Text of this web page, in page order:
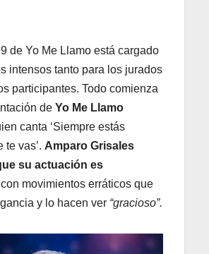
de Yo Me Llamo está cargado
intensos tanto para los jurados
participantes. Todo comienza
de Yo Me Llamo
canta ‘Siempre estás
te vas’. Amparo Grisales
su actuación es
con movimientos erráticos que
y lo hacen ver “gracioso”.